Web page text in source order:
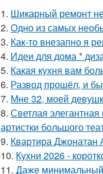
1. Шикарный ремонт
2. Одно из самых
3. Как-то внезапно я
4. Идеи для дома *
5. Какая кухня вам
6. Развод прошёл, и
7. Мне 32, моей
8. Светлая
артистки большого
9. Квартира Джонатан
10. Кухни 2026 -
11. Даже